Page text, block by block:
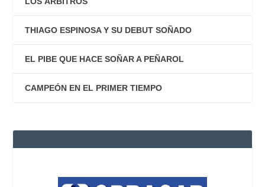
THIAGO ESPINOSA Y SU DEBUT SOÑADO
EL PIBE QUE HACE SOÑAR A PEÑAROL
CAMPEÓN EN EL PRIMER TIEMPO